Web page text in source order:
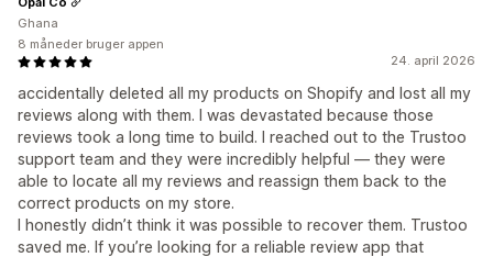
24. april 2026
accidentally deleted all my products on Shopify and lost all my
reviews along with them. I was devastated because those
reviews took a long time to build. I reached out to the Trustoo
support team and they were incredibly helpful — they were
able to locate all my reviews and reassign them back to the
correct products on my store.
I honestly didn’t think it was possible to recover them. Trustoo
saved me. If you’re looking for a reliable review app that
Ghana
8 måneder bruger appen